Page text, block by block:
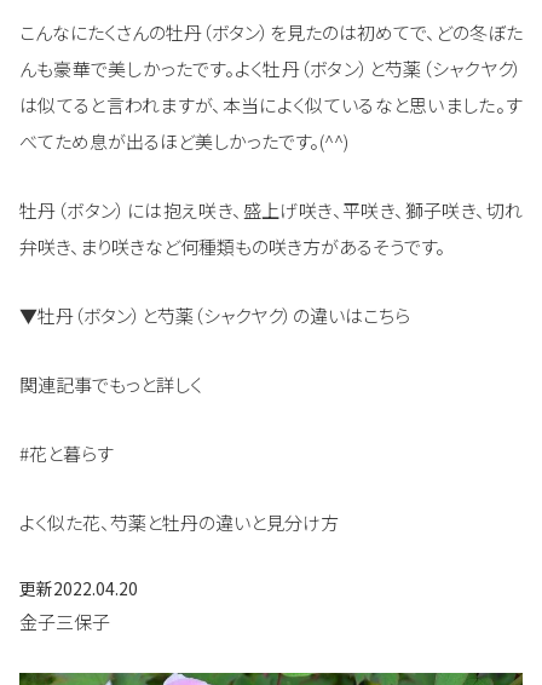
こんなにたくさんの牡丹（ボタン）を見たのは初めてで、どの冬ぼた
んも豪華で美しかったです。よく牡丹（ボタン）と芍薬（シャクヤク）
は似てると言われますが、本当によく似ているなと思いました。す
べてため息が出るほど美しかったです。(^^)
牡丹（ボタン）には抱え咲き、盛上げ咲き、平咲き、獅子咲き、切れ
弁咲き、まり咲きなど何種類もの咲き方があるそうです。
▼牡丹（ボタン）と芍薬（シャクヤク）の違いはこちら
関連記事でもっと詳しく
#花と暮らす
よく似た花、芍薬と牡丹の違いと見分け方
更新2022.04.20
金子三保子